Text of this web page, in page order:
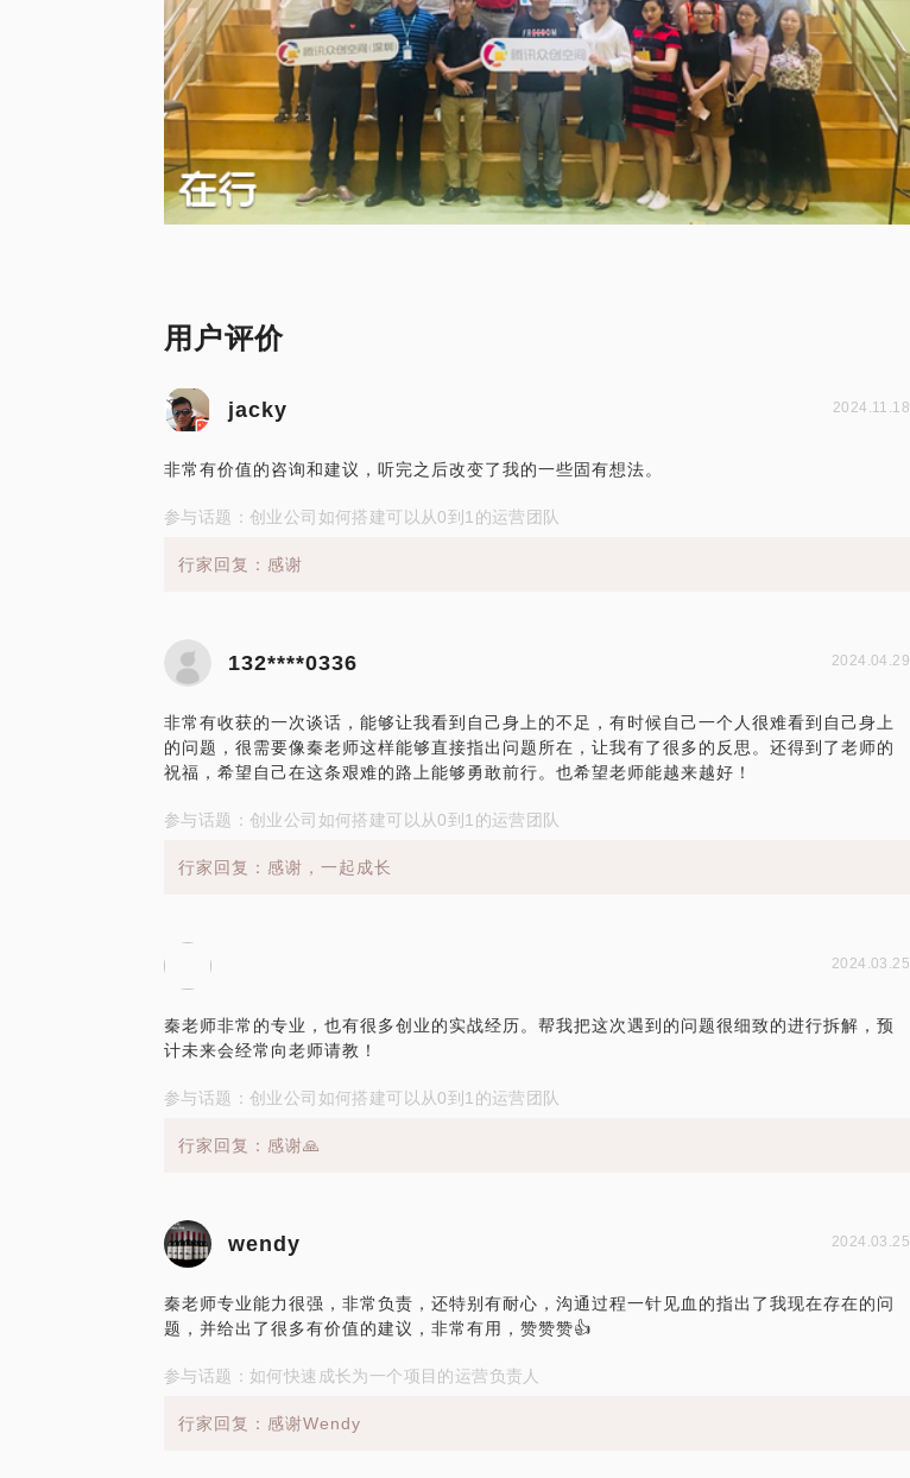
用户评价
jacky 2024.11.18
非常有价值的咨询和建议，听完之后改变了我的一些固有想法。
参与话题：创业公司如何搭建可以从0到1的运营团队
行家回复：感谢
132****0336 2024.04.29
非常有收获的一次谈话，能够让我看到自己身上的不足，有时候自己一个人很难看到自己身上
的问题，很需要像秦老师这样能够直接指出问题所在，让我有了很多的反思。还得到了老师的
祝福，希望自己在这条艰难的路上能够勇敢前行。也希望老师能越来越好！
参与话题：创业公司如何搭建可以从0到1的运营团队
行家回复：感谢，一起成长
2024.03.25
秦老师非常的专业，也有很多创业的实战经历。帮我把这次遇到的问题很细致的进行拆解，预
计未来会经常向老师请教！
参与话题：创业公司如何搭建可以从0到1的运营团队
行家回复：感谢🙏
wendy 2024.03.25
秦老师专业能力很强，非常负责，还特别有耐心，沟通过程一针见血的指出了我现在存在的问
题，并给出了很多有价值的建议，非常有用，赞赞赞👍
参与话题：如何快速成长为一个项目的运营负责人
行家回复：感谢Wendy